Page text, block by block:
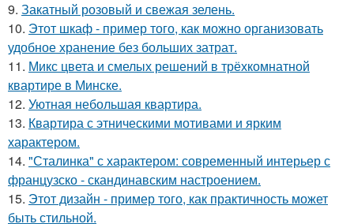
9. Закатный розовый и свежая зелень.
10. Этот шкаф - пример того, как можно организовать
удобное хранение без больших затрат.
11. Микс цвета и смелых решений в трёхкомнатной
квартире в Минске.
12. Уютная небольшая квартира.
13. Квартира с этническими мотивами и ярким
характером.
14. "Сталинка" с характером: современный интерьер с
французско - скандинавским настроением.
15. Этот дизайн - пример того, как практичность может
быть стильной.